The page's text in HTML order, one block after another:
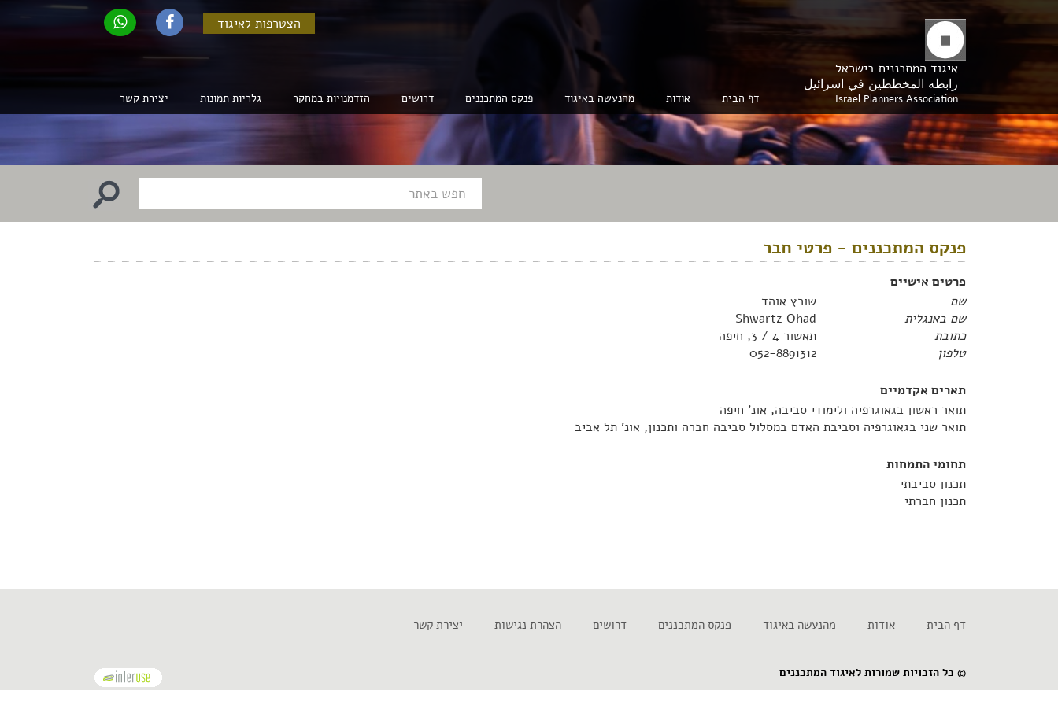
הצטרפות לאיגוד
איגוד המתכננים בישראל
رابطه المخططين في اسرائيل
Israel Planners Association דף הבית אודות מהנעשה באיגוד פנקס המתכננים דרושים הזדמנויות במחקר גלריות תמונות יצירת קשר
פנקס המתכננים - פרטי חבר
פרטים אישיים
שם
שורץ אוהד
שם באנגלית
Shwartz Ohad
כתובת
תאשור 4 / 3, חיפה
טלפון
052-8891312
תארים אקדמיים
תואר ראשון בגאוגרפיה ולימודי סביבה, אונ' חיפה
תואר שני בגאוגרפיה וסביבת האדם במסלול סביבה חברה ותכנון, אונ' תל אביב
תחומי התמחות
תכנון סביבתי
תכנון חברתי
דף הבית אודות מהנעשה באיגוד פנקס המתכננים דרושים הצהרת נגישות יצירת קשר
© כל הזכויות שמורות לאיגוד המתכננים